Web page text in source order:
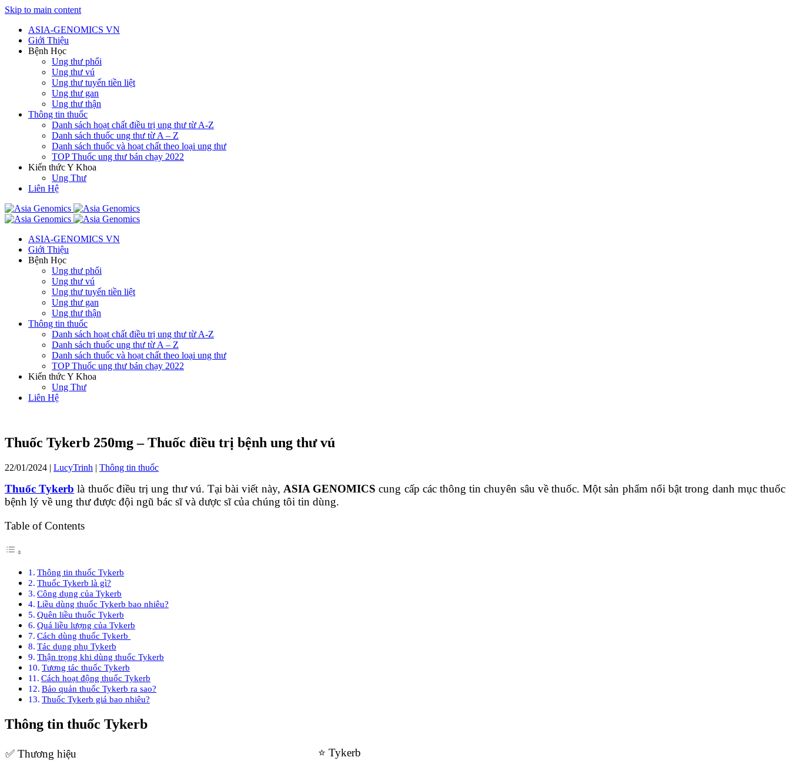
Skip to main content
ASIA-GENOMICS VN
Giới Thiệu
Bệnh Học
Ung thư phổi
Ung thư vú
Ung thư tuyến tiền liệt
Ung thư gan
Ung thư thận
Thông tin thuốc
Danh sách hoạt chất điều trị ung thư từ A-Z
Danh sách thuốc ung thư từ A – Z
Danh sách thuốc và hoạt chất theo loại ung thư
TOP Thuốc ung thư bán chạy 2022
Kiến thức Y Khoa
Ung Thư
Liên Hệ
ASIA-GENOMICS VN
Giới Thiệu
Bệnh Học
Ung thư phổi
Ung thư vú
Ung thư tuyến tiền liệt
Ung thư gan
Ung thư thận
Thông tin thuốc
Danh sách hoạt chất điều trị ung thư từ A-Z
Danh sách thuốc ung thư từ A – Z
Danh sách thuốc và hoạt chất theo loại ung thư
TOP Thuốc ung thư bán chạy 2022
Kiến thức Y Khoa
Ung Thư
Liên Hệ
Thuốc Tykerb 250mg – Thuốc điều trị bệnh ung thư vú
22/01/2024 | LucyTrinh | Thông tin thuốc
Thuốc Tykerb là thuốc điều trị ung thư vú. Tại bài viết này, ASIA GENOMICS cung cấp các thông tin chuyên sâu về thuốc. Một sản phẩm nổi bật trong danh mục thuốc
bệnh lý về ung thư được đội ngũ bác sĩ và dược sĩ của chúng tôi tin dùng.
Table of Contents
Thông tin thuốc Tykerb
Thuốc Tykerb là gì?
Công dụng của Tykerb
Liều dùng thuốc Tykerb bao nhiêu?
Quên liều thuốc Tykerb
Quá liều lượng của Tykerb
Cách dùng thuốc Tykerb
Tác dụng phụ Tykerb
Thận trọng khi dùng thuốc Tykerb
Tương tác thuốc Tykerb
Cách hoạt động thuốc Tykerb
Bảo quản thuốc Tykerb ra sao?
Thuốc Tykerb giá bao nhiêu?
Thông tin thuốc Tykerb
✅ Thương hiệu
⭐ Tykerb